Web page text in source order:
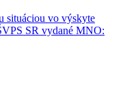
situáciou vo výskyte
SR vydané MNO: